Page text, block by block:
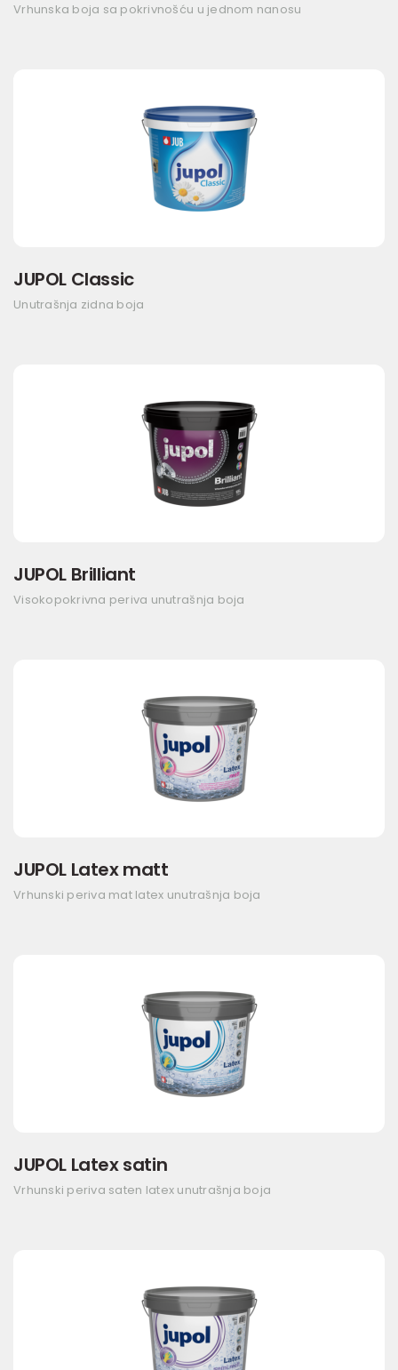
Vrhunska boja sa pokrivnošću u jednom nanosu
JUPOL Classic
Unutrašnja zidna boja
JUPOL Brilliant
Visokopokrivna periva unutrašnja boja
JUPOL Latex matt
Vrhunski periva mat latex unutrašnja boja
JUPOL Latex satin
Vrhunski periva saten latex unutrašnja boja